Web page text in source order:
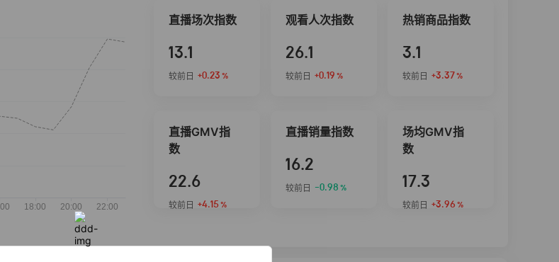
直播场次指数
13.1
较前日 +0.23 %
观看人次指数
26.1
较前日 +0.19 %
热销商品指数
3.1
较前日 +3.37%
直播GMV指
数
22.6
较前日 +4.15 %
直播销量指数
16.2
较前日 -0.98 %
场均GMV指
数
17.3
较前日 +3.96 %